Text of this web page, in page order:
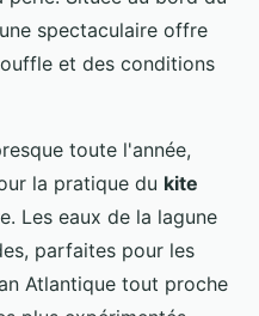
spectaculaire offre
et des conditions
toute l'année,
la pratique du kite
Les eaux de la lagune
parfaites pour les
Atlantique tout proche